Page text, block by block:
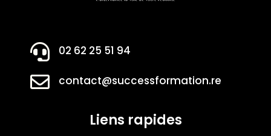
 02 62 25 51 94
 contact@successformation.re
Liens rapides